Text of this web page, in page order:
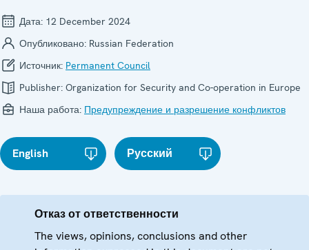
Дата: 12 December 2024
Опубликовано: Russian Federation
Источник: Permanent Council
Publisher: Organization for Security and Co-operation in Europe
Наша работа: Предупреждение и разрешение конфликтов
English Русский
Отказ от ответственности
The views, opinions, conclusions and other